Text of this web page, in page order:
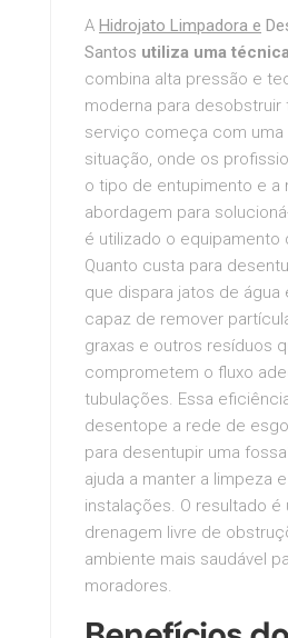
A Hidrojato Limpadora e
Santos utiliza uma
combina alta pressão e
moderna para desobstruir
serviço começa com uma
situação, onde os
o tipo de entupimento e a
abordagem para
é utilizado o equipamento
Quanto custa para
que dispara jatos de água
capaz de remover
graxas e outros resíduos
comprometem o fluxo
tubulações. Essa
desentope a rede de
para desentupir uma
ajuda a manter a limpeza
instalações. O resultado é
drenagem livre de
ambiente mais saudável
moradores.